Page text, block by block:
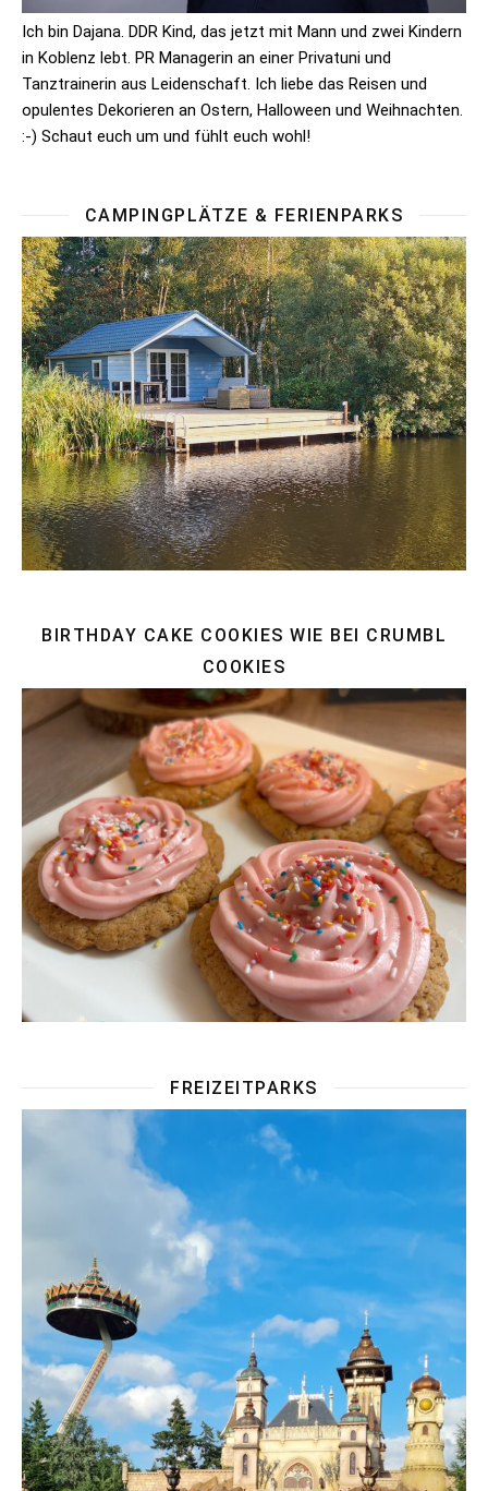
Ich bin Dajana. DDR Kind, das jetzt mit Mann und zwei Kindern
in Koblenz lebt. PR Managerin an einer Privatuni und
Tanztrainerin aus Leidenschaft. Ich liebe das Reisen und
opulentes Dekorieren an Ostern, Halloween und Weihnachten.
:-) Schaut euch um und fühlt euch wohl!
CAMPINGPLÄTZE & FERIENPARKS
BIRTHDAY CAKE COOKIES WIE BEI CRUMBL
COOKIES
FREIZEITPARKS